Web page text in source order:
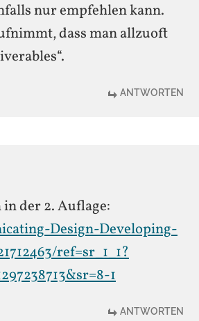
nur empfehlen kann.
dass man allzuoft
ANTWORTEN
der 2. Auflage:
Design-Developing-
ref=sr_1_1?
1
ANTWORTEN